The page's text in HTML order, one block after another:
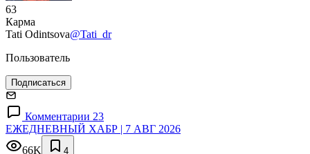
63
Карма
Tati Odintsova@Tati_dr
Пользователь
Подписаться
Комментарии 23
ЕЖЕДНЕВНЫЙ ХАБР | 7 АВГ 2026
66K
4